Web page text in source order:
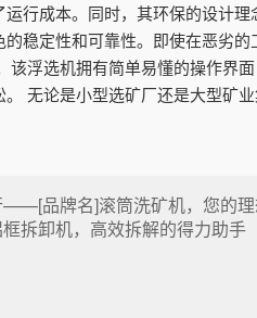
行成本。同时，其环保的设计
稳定性和可靠性。即使在恶劣
该浮选机拥有简单易懂的操作界
无论是小型选矿厂还是大型矿
品牌名]滚筒洗矿机，您的理
拆卸机，高效拆解的得力助手